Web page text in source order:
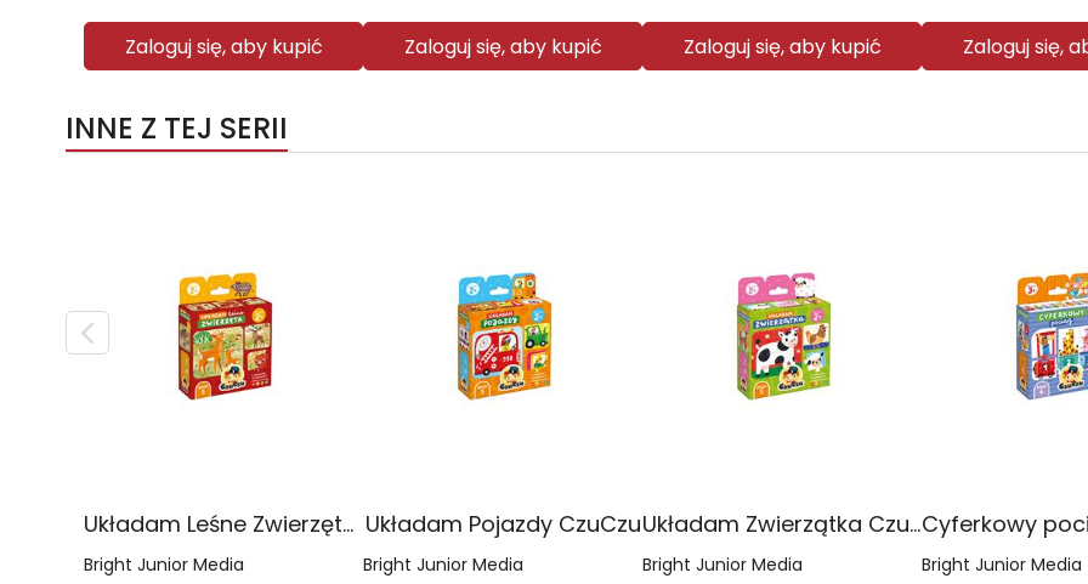
Zaloguj się, aby kupić Zaloguj się, aby kupić Zaloguj się, aby kupić Zaloguj się,
INNE Z TEJ SERII
Układam Leśne Zwierzęta CzuCzu
Bright Junior Media
Układam Pojazdy CzuCzu
Bright Junior Media
Układam Zwierzątka CzuCzu
Bright Junior Media Bright Junior Media